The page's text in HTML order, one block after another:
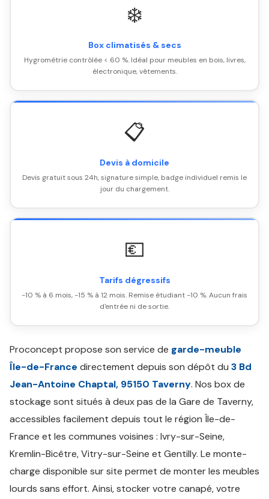
❄️
Box climatisés & secs
Hygrométrie contrôlée < 60 %. Idéal pour meubles en bois, livres,
électronique, vêtements.
📋
Devis à domicile
Devis gratuit sous 24h, signature simple, badge individuel remis le
jour du chargement.
💶
Tarifs dégressifs
-10 % à 6 mois, -15 % à 12 mois. Remise étudiant -10 %. Aucun frais
d'entrée ni de sortie.
Proconcept propose son service de garde-meuble
Île-de-France directement depuis son dépôt du 3 Bd
Jean-Antoine Chaptal, 95150 Taverny. Nos box de
stockage sont situés à deux pas de la Gare de Taverny,
accessibles facilement depuis tout le région Île-de-
France et les communes voisines : Ivry-sur-Seine,
Kremlin-Bicêtre, Vitry-sur-Seine et Gentilly. Le monte-
charge disponible sur site permet de monter les meubles
lourds sans effort. Ainsi, stocker votre canapé, votre